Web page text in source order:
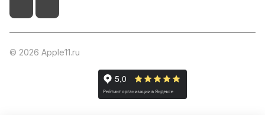
© 2026 Apple11.ru